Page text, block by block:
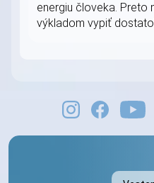
energiu človeka. Preto
výkladom vypiť